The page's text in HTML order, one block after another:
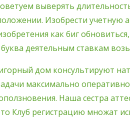
выверять
Изобрести учетную
как биг
деятельным ставкам
дом консультируют
максимально
Наша сестра
Клуб регистрацию множат